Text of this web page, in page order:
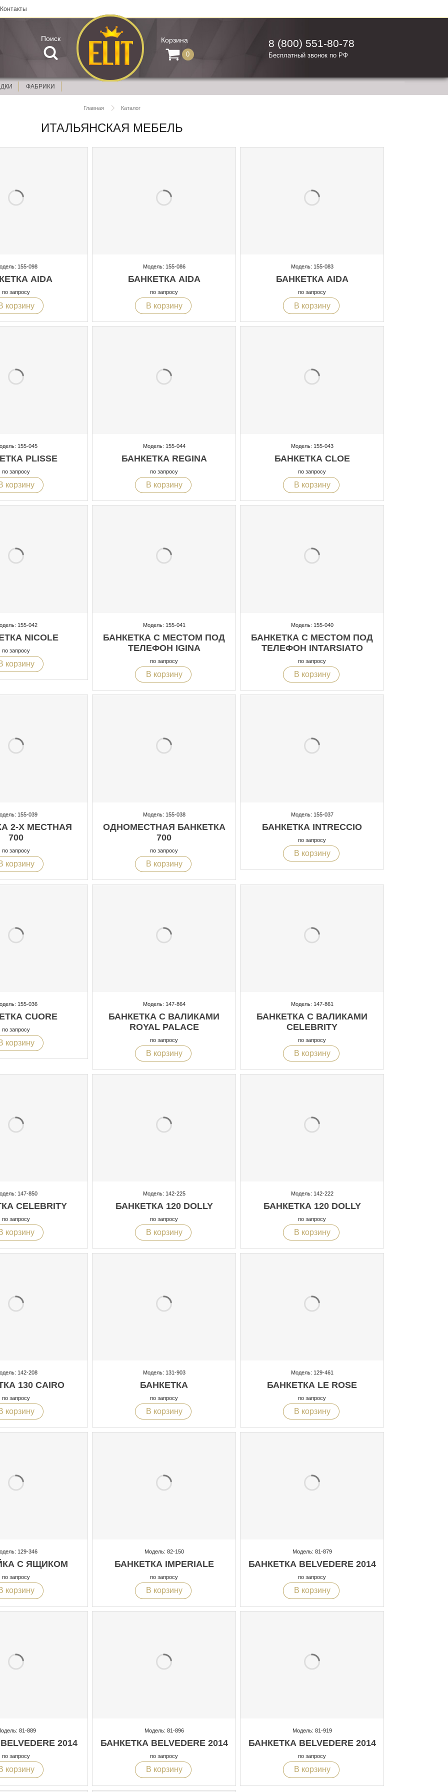
Контакты
Поиск Корзина
0
8 (800) 551-80-78
Бесплатный звонок по РФ
ФАБРИКИ
Главная Каталог
ИТАЛЬЯНСКАЯ МЕБЕЛЬ
155-098
AIDA
по запросу
корзину
Модель: 155-086
БАНКЕТКА AIDA
по запросу
В корзину
Модель: 155-083
БАНКЕТКА AIDA
по запросу
В корзину
155-045
PLISSE
по запросу
корзину
Модель: 155-044
БАНКЕТКА REGINA
по запросу
В корзину
Модель: 155-043
БАНКЕТКА CLOE
по запросу
В корзину
155-042
NICOLE
по запросу
корзину
Модель: 155-041
БАНКЕТКА С МЕСТОМ ПОД
ТЕЛЕФОН IGINA
по запросу
В корзину
Модель: 155-040
БАНКЕТКА С МЕСТОМ ПОД
ТЕЛЕФОН INTARSIATO
по запросу
В корзину
155-039
2-Х МЕСТНАЯ
700
по запросу
корзину
Модель: 155-038
ОДНОМЕСТНАЯ БАНКЕТКА
700
по запросу
В корзину
Модель: 155-037
БАНКЕТКА INTRECCIO
по запросу
В корзину
155-036
CUORE
по запросу
корзину
Модель: 147-864
БАНКЕТКА С ВАЛИКАМИ
ROYAL PALACE
по запросу
В корзину
Модель: 147-861
БАНКЕТКА С ВАЛИКАМИ
CELEBRITY
по запросу
В корзину
147-850
CELEBRITY
по запросу
корзину
Модель: 142-225
БАНКЕТКА 120 DOLLY
по запросу
В корзину
Модель: 142-222
БАНКЕТКА 120 DOLLY
по запросу
В корзину
142-208
130 CAIRO
по запросу
корзину
Модель: 131-903
БАНКЕТКА
по запросу
В корзину
Модель: 129-461
БАНКЕТКА LE ROSE
по запросу
В корзину
129-346
С ЯЩИКОМ
по запросу
корзину
Модель: 82-150
БАНКЕТКА IMPERIALE
по запросу
В корзину
Модель: 81-879
БАНКЕТКА BELVEDERE 2014
по запросу
В корзину
81-889
2014
по запросу
корзину
Модель: 81-896
БАНКЕТКА BELVEDERE 2014
по запросу
В корзину
Модель: 81-919
БАНКЕТКА BELVEDERE 2014
по запросу
В корзину